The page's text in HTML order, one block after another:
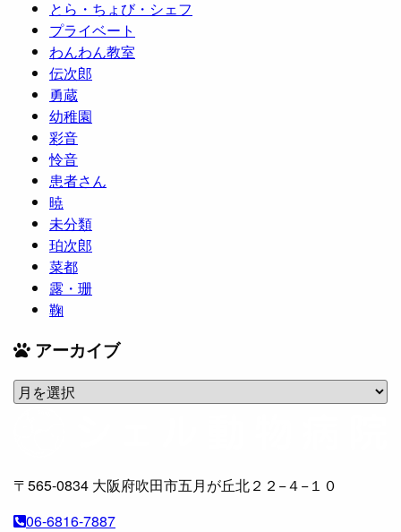
とら・ちょび・シェフ
プライベート
わんわん教室
伝次郎
勇蔵
幼稚園
彩音
怜音
患者さん
暁
未分類
珀次郎
菜都
露・珊
鞠
アーカイブ
ア
ー
〒565-0834 大阪府吹田市五月が丘北２２−４−１０
06-6816-7887